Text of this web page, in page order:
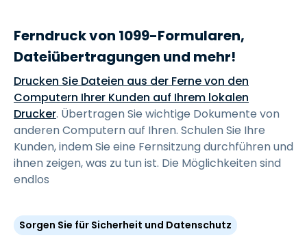
Ferndruck von 1099-Formularen,
Dateiübertragungen und mehr!
Drucken Sie Dateien aus der Ferne von den
Computern Ihrer Kunden auf Ihrem lokalen
Drucker. Übertragen Sie wichtige Dokumente von
anderen Computern auf Ihren. Schulen Sie Ihre
Kunden, indem Sie eine Fernsitzung durchführen und
ihnen zeigen, was zu tun ist. Die Möglichkeiten sind
endlos
Sorgen Sie für Sicherheit und Datenschutz